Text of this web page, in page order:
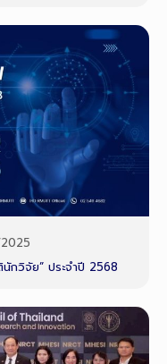
กวิจัย” ประจำปี 2568